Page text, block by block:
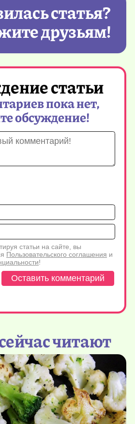
статья?
друзьям!
статьи
пока нет,
обсуждение!
Имя*
статьи на сайте, вы
Пользовательского соглашения и
!
читают